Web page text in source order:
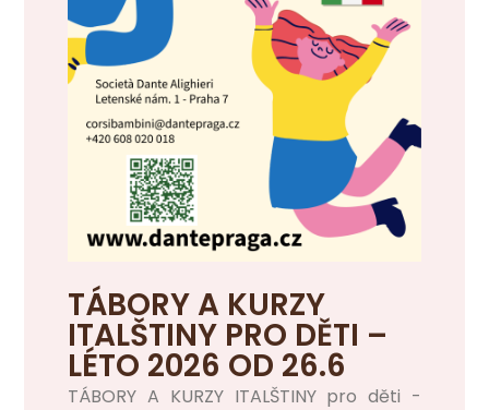
TÁBORY A KURZY
ITALŠTINY PRO DĚTI –
LÉTO 2026 OD 26.6
TÁBORY A KURZY ITALŠTINY pro děti -